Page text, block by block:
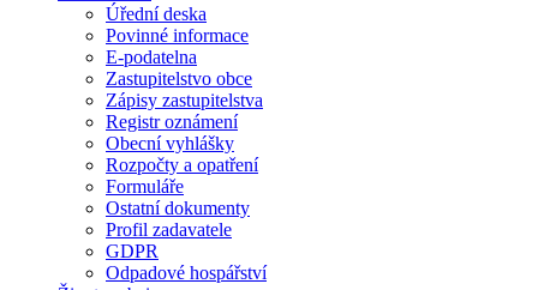
Úřední deska
Povinné informace
E-podatelna
Zastupitelstvo obce
Zápisy zastupitelstva
Registr oznámení
Obecní vyhlášky
Rozpočty a opatření
Formuláře
Ostatní dokumenty
Profil zadavatele
GDPR
Odpadové hospářství